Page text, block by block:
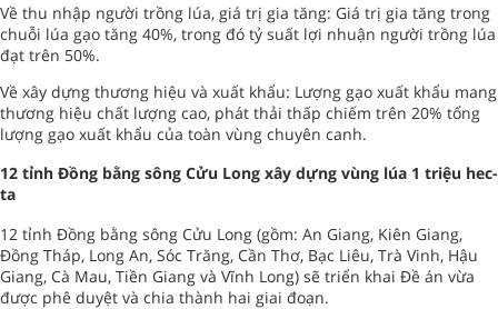
Về thu nhập người trồng lúa, giá trị gia tăng: Giá trị gia tăng trong
chuỗi lúa gạo tăng 40%, trong đó tỷ suất lợi nhuận người trồng lúa
đạt trên 50%.
Về xây dựng thương hiệu và xuất khẩu: Lượng gạo xuất khẩu mang
thương hiệu chất lượng cao, phát thải thấp chiếm trên 20% tổng
lượng gạo xuất khẩu của toàn vùng chuyên canh.
12 tỉnh Đồng bằng sông Cửu Long xây dựng vùng lúa 1 triệu hec-
ta
12 tỉnh Đồng bằng sông Cửu Long (gồm: An Giang, Kiên Giang,
Đồng Tháp, Long An, Sóc Trăng, Cần Thơ, Bạc Liêu, Trà Vinh, Hậu
Giang, Cà Mau, Tiền Giang và Vĩnh Long) sẽ triển khai Đề án vừa
được phê duyệt và chia thành hai giai đoạn.